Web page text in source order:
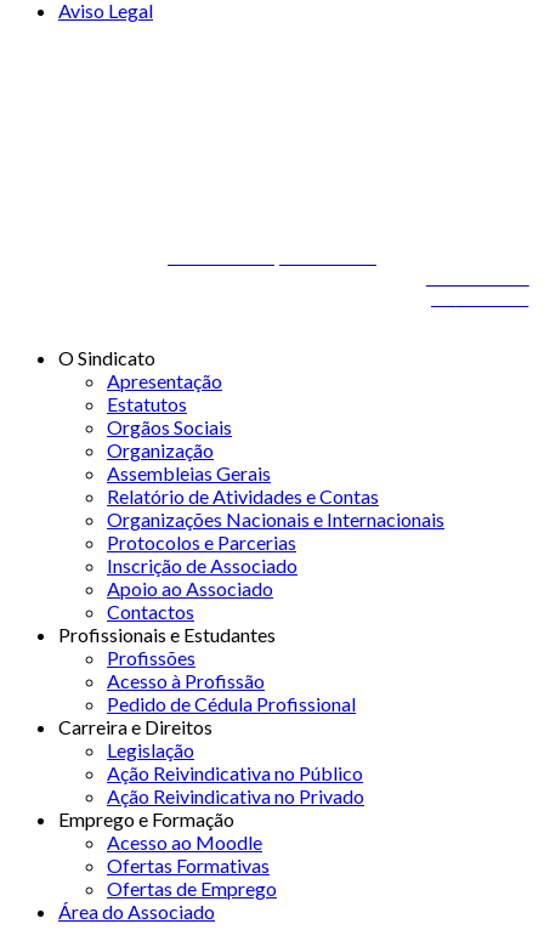
Aviso Legal
O Sindicato
Apresentação
Estatutos
Orgãos Sociais
Organização
Assembleias Gerais
Relatório de Atividades e Contas
Organizações Nacionais e Internacionais
Protocolos e Parcerias
Inscrição de Associado
Apoio ao Associado
Contactos
Profissionais e Estudantes
Profissões
Acesso à Profissão
Pedido de Cédula Profissional
Carreira e Direitos
Legislação
Ação Reivindicativa no Público
Ação Reivindicativa no Privado
Emprego e Formação
Acesso ao Moodle
Ofertas Formativas
Ofertas de Emprego
Área do Associado